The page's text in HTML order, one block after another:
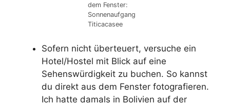
dem Fenster:
Sonnenaufgang
Titicacasee
Sofern nicht überteuert, versuche ein
Hotel/Hostel mit Blick auf eine
Sehenswürdigkeit zu buchen. So kannst
du direkt aus dem Fenster fotografieren.
Ich hatte damals in Bolivien auf der